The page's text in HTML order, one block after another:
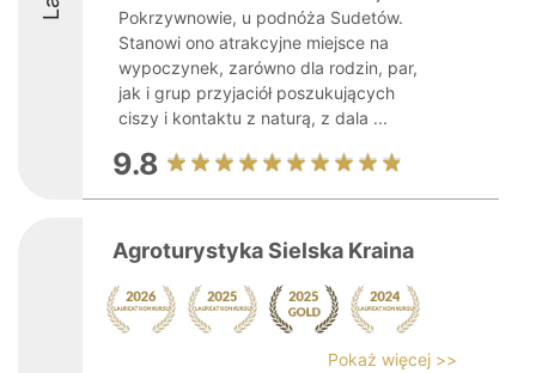
Pokrzywnowie, u podnóża Sudetów.
Stanowi ono atrakcyjne miejsce na
wypoczynek, zarówno dla rodzin, par,
jak i grup przyjaciół poszukujących
ciszy i kontaktu z naturą, z dala ...
9.8
Agroturystyka Sielska Kraina
Pokaż więcej >>